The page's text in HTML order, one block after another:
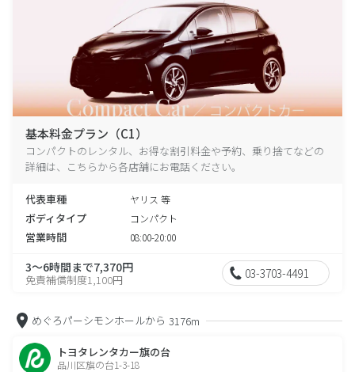
基本料金プラン（C1）
コンパクトのレンタル、お得な割引料金や予約、乗り捨てなどの
詳細は、こちらから各店舗にお電話ください。
代表車種 ヤリス 等
ボディタイプ コンパクト
営業時間 08:00-20:00
3～6時間まで7,370円
免責補償制度1,100円 03-3703-4491
めぐろパーシモンホールから 3176m
トヨタレンタカー旗の台
品川区旗の台1-3-18